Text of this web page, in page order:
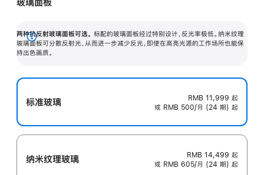
两种抗反射玻璃面板可选。 标配的玻璃面板经过特别设计，反光率极低。纳米纹理
玻璃面板可分散反射光，从而进一步减少反光，即使在高亮光源的工作场所也能保
持出色画质。
展
开
标准玻璃 RMB 11,999 起
或 RMB 500/月 (24 期) 起
纳米纹理玻璃 RMB 14,499 起
或 RMB 605/月 (24 期) 起